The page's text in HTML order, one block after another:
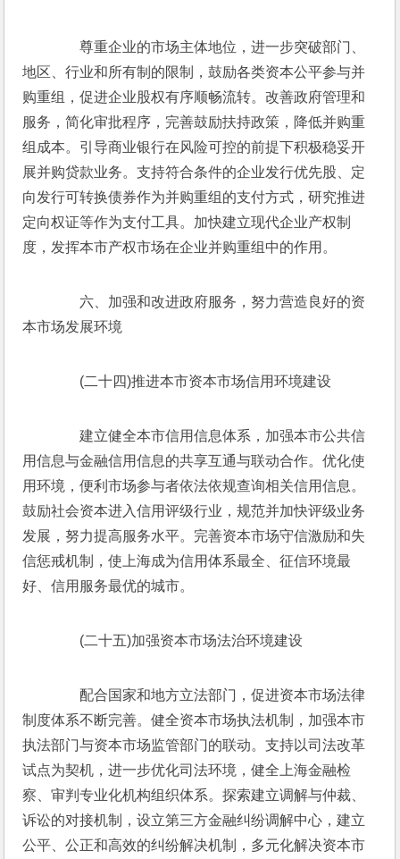
尊重企业的市场主体地位，进一步突破部门、
地区、行业和所有制的限制，鼓励各类资本公平参与并
购重组，促进企业股权有序顺畅流转。改善政府管理和
服务，简化审批程序，完善鼓励扶持政策，降低并购重
组成本。引导商业银行在风险可控的前提下积极稳妥开
展并购贷款业务。支持符合条件的企业发行优先股、定
向发行可转换债券作为并购重组的支付方式，研究推进
定向权证等作为支付工具。加快建立现代企业产权制
度，发挥本市产权市场在企业并购重组中的作用。
六、加强和改进政府服务，努力营造良好的资
本市场发展环境
(二十四)推进本市资本市场信用环境建设
建立健全本市信用信息体系，加强本市公共信
用信息与金融信用信息的共享互通与联动合作。优化使
用环境，便利市场参与者依法依规查询相关信用信息。
鼓励社会资本进入信用评级行业，规范并加快评级业务
发展，努力提高服务水平。完善资本市场守信激励和失
信惩戒机制，使上海成为信用体系最全、征信环境最
好、信用服务最优的城市。
(二十五)加强资本市场法治环境建设
配合国家和地方立法部门，促进资本市场法律
制度体系不断完善。健全资本市场执法机制，加强本市
执法部门与资本市场监管部门的联动。支持以司法改革
试点为契机，进一步优化司法环境，健全上海金融检
察、审判专业化机构组织体系。探索建立调解与仲裁、
诉讼的对接机制，设立第三方金融纠纷调解中心，建立
公平、公正和高效的纠纷解决机制，多元化解决资本市